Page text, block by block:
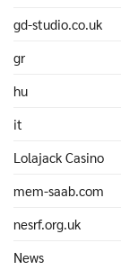
gd-studio.co.uk
gr
hu
it
Lolajack Casino
mem-saab.com
nesrf.org.uk
News